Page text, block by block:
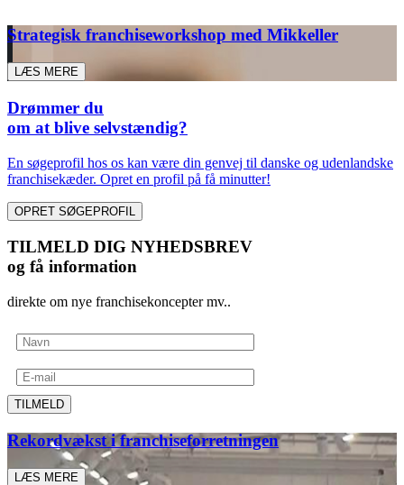
Strategisk franchiseworkshop med Mikkeller
LÆS MERE
Drømmer du
om at blive selvstændig?
En søgeprofil hos os kan være din genvej til danske og udenlandske
franchisekæder. Opret en profil på få minutter!
OPRET SØGEPROFIL
TILMELD DIG NYHEDSBREV
og få information
direkte om nye franchisekoncepter mv..
TILMELD
Rekordvækst i franchiseforretningen
LÆS MERE